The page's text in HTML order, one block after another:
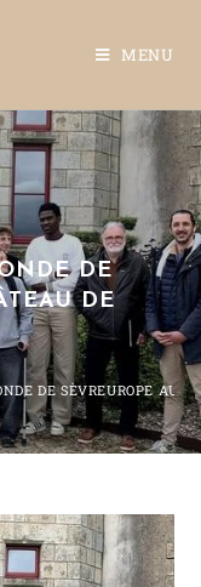
MENU
DE
DE
DE SÈVREUROPE AU